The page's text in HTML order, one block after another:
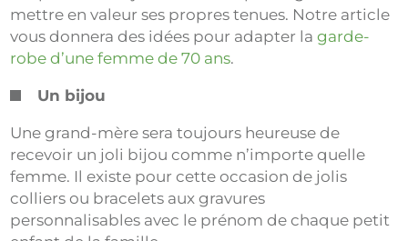
mettre en valeur ses propres tenues. Notre article
vous donnera des idées pour adapter lagarde-
robe d’une femme de 70 ans.
Un bijou
Une grand-mère sera toujours heureuse de
recevoir un joli bijou comme n’importe quelle
femme. Il existe pour cette occasion de jolis
colliers ou bracelets aux gravures
personnalisables avec le prénom de chaque petit